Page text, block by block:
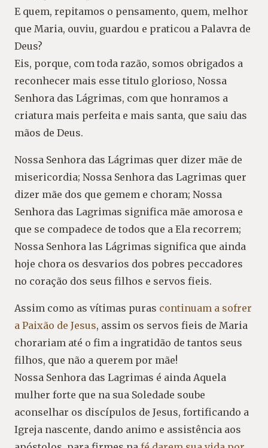
E quem, repitamos o pensamento, quem, melhor
que Maria, ouviu, guardou e praticou a Palavra de
Deus?
Eis, porque, com toda razão, somos obrigados a
reconhecer mais esse titulo glorioso, Nossa
Senhora das Lágrimas, com que honramos a
criatura mais perfeita e mais santa, que saiu das
mãos de Deus.
Nossa Senhora das Lágrimas quer dizer mãe de
misericordia; Nossa Senhora das Lagrimas quer
dizer mãe dos que gemem e choram; Nossa
Senhora das Lagrimas significa mãe amorosa e
que se compadece de todos que a Ela recorrem;
Nossa Senhora las Lágrimas significa que ainda
hoje chora os desvarios dos pobres peccadores
no coração dos seus filhos e servos fieis.
Assim como as vítimas puras continuam a sofrer
a Paixão de Jesus, assim os servos fieis de Maria
chorariam até o fim a ingratidão de tantos seus
filhos, que não a querem por mãe!
Nossa Senhora das Lagrimas é ainda Aquela
mulher forte que na sua Soledade soube
aconselhar os discípulos de Jesus, fortificando a
Igreja nascente, dando animo e assistência aos